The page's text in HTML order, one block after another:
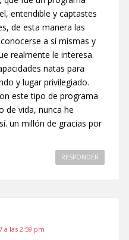
entendible y captastes
de esta manera las
a sí mismas y
realmente le interesa.
natas para
y lugar privilegiado.
este tipo de programa
de vida, nunca he
un millón de gracias por
RESPONDER
a las 2:59 pm